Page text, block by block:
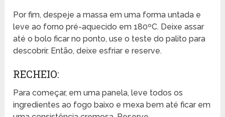
Por fim, despeje a massa em uma forma untada e
leve ao forno pré-aquecido em 180ºC. Deixe assar
até o bolo ficar no ponto, use o teste do palito para
descobrir. Então, deixe esfriar e reserve.
RECHEIO:
Para começar, em uma panela, leve todos os
ingredientes ao fogo baixo e mexa bem até ficar em